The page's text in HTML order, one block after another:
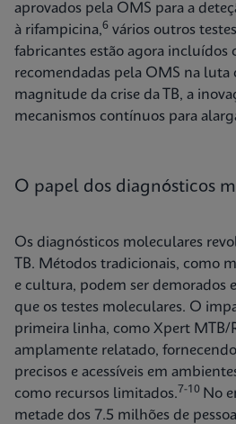
aprovados pela OMS para a
à rifampicina,6 vários outros
fabricantes estão agora incluídos
recomendadas pela OMS na luta
magnitude da crise da TB, a
mecanismos contínuos para
O papel dos diagnósticos
Os diagnósticos moleculares
TB. Métodos tradicionais, como
e cultura, podem ser demorados
que os testes moleculares. O
primeira linha, como Xpert MTB/
amplamente relatado,
precisos e acessíveis em
como recursos limitados.7-10 No
metade dos 7.5 milhões de